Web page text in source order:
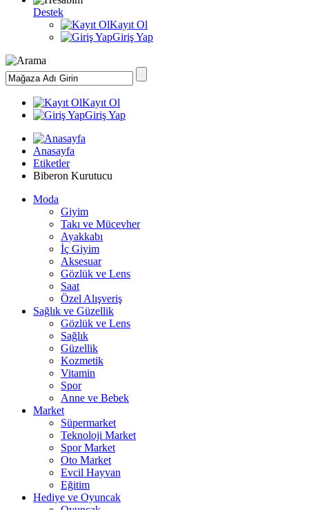
Destek
Kayıt Ol
Giriş Yap
Kayıt Ol
Giriş Yap
Anasayfa
Etiketler
Biberon Kurutucu
Moda
Giyim
Takı ve Mücevher
Ayakkabı
İç Giyim
Aksesuar
Gözlük ve Lens
Saat
Özel Alışveriş
Sağlık ve Güzellik
Gözlük ve Lens
Sağlık
Güzellik
Kozmetik
Vitamin
Spor
Anne ve Bebek
Market
Süpermarket
Teknoloji Market
Spor Market
Oto Market
Evcil Hayvan
Eğitim
Hediye ve Oyuncak